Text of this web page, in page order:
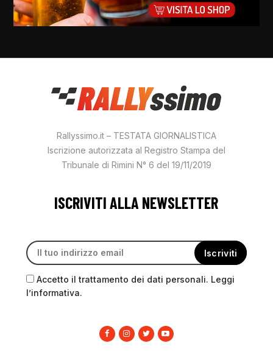
Rallyssimo.it – TESTATA GIORNALISTICA
Iscrizione autorizzata al Registro Stampa del
Tribunale di Rimini N° 6 del 19/11/2019
ISCRIVITI ALLA NEWSLETTER
Accetto il trattamento dei dati personali. Leggi
l’informativa.